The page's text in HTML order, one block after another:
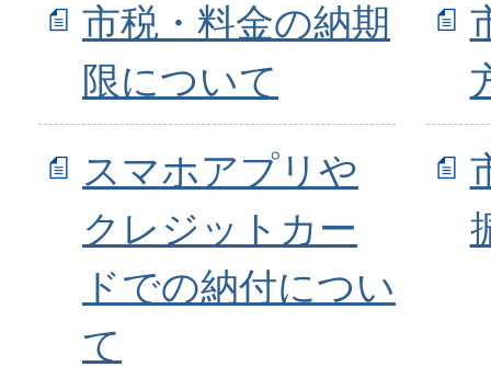
市税・料金の納期
限について
スマホアプリや
クレジットカー
ドでの納付につい
て